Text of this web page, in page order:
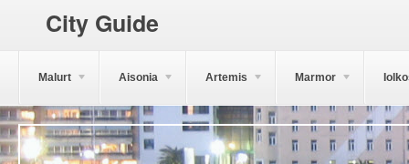
City Guide
Malurt Aisonia Artemis Marmor